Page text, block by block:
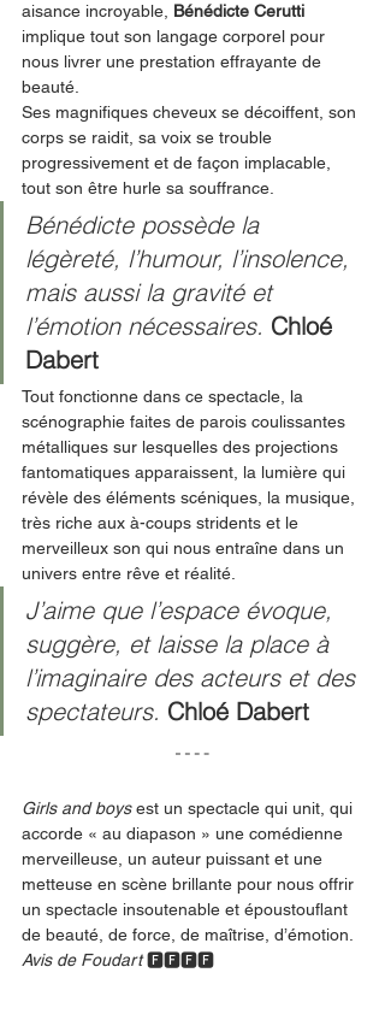
aisance incroyable, Bénédicte Cerutti
implique tout son langage corporel pour
nous livrer une prestation effrayante de
beauté.
Ses magnifiques cheveux se décoiffent, son
corps se raidit, sa voix se trouble
progressivement et de façon implacable,
tout son être hurle sa souffrance.
Bénédicte possède la
légèreté, l’humour, l’insolence,
mais aussi la gravité et
l’émotion nécessaires. Chloé
Dabert
Tout fonctionne dans ce spectacle, la
scénographie faites de parois coulissantes
métalliques sur lesquelles des projections
fantomatiques apparaissent, la lumière qui
révèle des éléments scéniques, la musique,
très riche aux à-coups stridents et le
merveilleux son qui nous entraîne dans un
univers entre rêve et réalité.
J’aime que l’espace évoque,
suggère, et laisse la place à
l’imaginaire des acteurs et des
spectateurs. Chloé Dabert
Girls and boys est un spectacle qui unit, qui
accorde « au diapason » une comédienne
merveilleuse, un auteur puissant et une
metteuse en scène brillante pour nous offrir
un spectacle insoutenable et époustouflant
de beauté, de force, de maîtrise, d’émotion.
Avis de Foudart 🅵🅵🅵🅵